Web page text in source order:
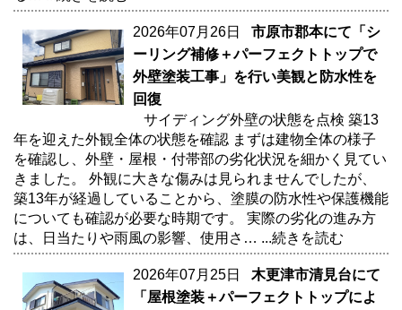
2026年07月26日 市原市郡本にて「シ
ーリング補修＋パーフェクトトップで
外壁塗装工事」を行い美観と防水性を
回復
サイディング外壁の状態を点検 築13
年を迎えた外観全体の状態を確認 まずは建物全体の様子
を確認し、外壁・屋根・付帯部の劣化状況を細かく見てい
きました。 外観に大きな傷みは見られませんでしたが、
築13年が経過していることから、塗膜の防水性や保護機能
についても確認が必要な時期です。 実際の劣化の進み方
は、日当たりや雨風の影響、使用さ… ...続きを読む
2026年07月25日 木更津市清見台にて
「屋根塗装＋パーフェクトトップによ